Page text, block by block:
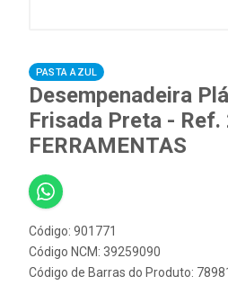
PASTA AZUL
Desempenadeira
Frisada Preta -
FERRAMENTAS
Código: 901771
Código NCM: 39259090
Código de Barras do Produto: